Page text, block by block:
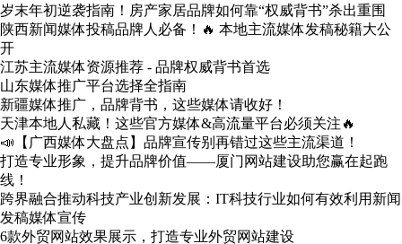
岁末年初逆袭指南！房产家居品牌如何靠“权威背书”杀出重围
陕西新闻媒体投稿品牌人必备！🔥 本地主流媒体发稿秘籍大公
开
江苏主流媒体资源推荐 - 品牌权威背书首选
山东媒体推广平台选择全指南
新疆媒体推广，品牌背书，这些媒体请收好！
天津本地人私藏！这些官方媒体&高流量平台必须关注🔥
📣【广西媒体大盘点】品牌宣传别再错过这些主流渠道！
打造专业形象，提升品牌价值——厦门网站建设助您赢在起跑
线！
跨界融合推动科技产业创新发展：IT科技行业如何有效利用新闻
发稿媒体宣传
6款外贸网站效果展示，打造专业外贸网站建设